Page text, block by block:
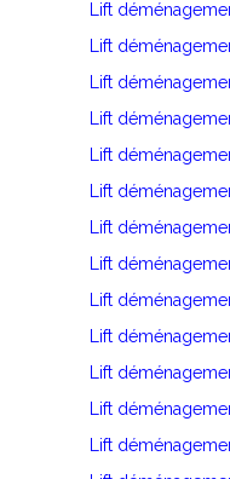
Lift
Lift
Lift
Lift
Lift
Lift
Lift
Lift
Lift
Lift
Lift
Lift
Lift